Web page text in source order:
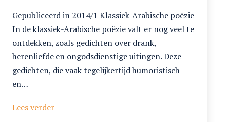
Gepubliceerd in 2014/1 Klassiek-Arabische poëzie
In de klassiek-Arabische poëzie valt er nog veel te
ontdekken, zoals gedichten over drank,
herenliefde en ongodsdienstige uitingen. Deze
gedichten, die vaak tegelijkertijd humoristisch
en…
Lees verderDe